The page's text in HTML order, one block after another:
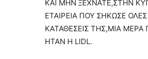
ΚΑΙ ΜΗΝ ΞΕΧΝΑΤΕ,ΣΤΗΝ
ΕΤΑΙΡΕΙΑ ΠΟΥ ΣΗΚΩΣΕ ΟΛΕΣ
ΚΑΤΑΘΕΣΕΙΣ ΤΗΣ,ΜΙΑ
ΗΤΑΝ H LIDL.